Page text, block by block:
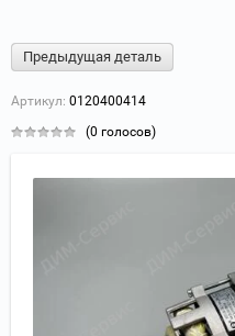
Предыдущая деталь
Артикул: 0120400414
(0 голосов)